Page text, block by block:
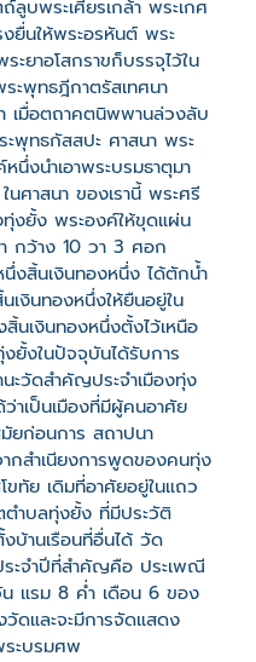
บพระเศียรเกล้า พระเกศ
ยื่นให้พระอรหันต์ พระ
ะยาอโสกราขก็บรรจุไว้ใน
ะพุทธฎีกาตรัสเทศนา
เมื่อตถาคตนิพพานล่วงลับ
พุทธกัสสปะ ศาสนา พระ
นึ่งนําเอาพระบรมธาตุมา
ศาสนา ของเรานี้ พระศรี
ทุ่งยั้ง พระองค์ให้ขุดแผ่น
กว้าง 10 วา 3 ศอก
งสิ้นเงินทองหนึ่ง ได้ตักน้ำ
เงินทองหนึ่งให้ยืนอยู่ใน
นเงินทองหนึ่งตั้งไว้เหนือ
ยั้งในปัจจุบันได้รับการ
ะวัดสําคัญประจําเมืองทุ่ง
าเป็นเมืองที่มีผู้คนอาศัย
ยก่อนการ สถาปนา
กสําเนียงการพูดของคนทุ่ง
ทัย เดิมที่อาศัยอยู่ในแถว
ตําบลทุ่งยั้ง ที่มีประวัติ
บ้านเรือนที่อื่นได้ วัด
ะจําปีที่สําคัญคือ ประเพณี
แรม 8 ค่ำ เดือน 6 ของ
ดและจะมีการจัดแสดง
ะบรมศพ